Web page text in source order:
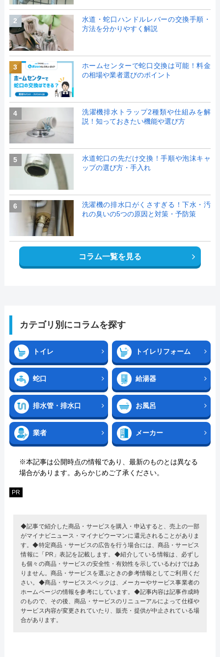
2
水道・蛇口ハンドルレバーの交換手順・
方法を分かりやすく解説
3
ホームセンターで蛇口交換は可能！料金
の相場や業者選びのポイント
4
洗濯機排水トラップ2種類や仕組みを解
説！知っておきたい機能や選び方
5
水道蛇口の先だけ交換！手順や泡沫キャ
ップの選び方・手入れ
6
洗濯機の排水口がくさすぎる！下水・汚
れの臭いの5つの原因と対策・予防策
コラム一覧を見る
カテゴリ別にコラムを探す
トイレ トイレリフォーム
蛇口 給湯器
排水管・排水口 お風呂
業者 メーカー
※本記事は公開時点の情報であり、最新のものとは異なる
場合があります。あらかじめご了承ください。
PR
◆記事で紹介した商品・サービスを購入・申込すると、売上の一部
がマイナビニュース・マイナビウーマンに還元されることがありま
す。◆特定商品・サービスの広告を行う場合には、商品・サービス
情報に「PR」表記を記載します。◆紹介している情報は、必ずし
も個々の商品・サービスの安全性・有効性を示しているわけではあ
りません。商品・サービスを選ぶときの参考情報としてご利用くだ
さい。◆商品・サービススペックは、メーカーやサービス事業者の
ホームページの情報を参考にしています。◆記事内容は記事作成時
のもので、その後、商品・サービスのリニューアルによって仕様や
サービス内容が変更されていたり、販売・提供が中止されている場
合があります。